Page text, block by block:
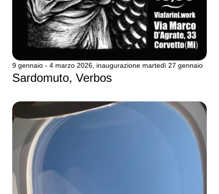
9 gennaio - 4 marzo 2026, inaugurazione martedì 27 gennaio
Sardomuto, Verbos